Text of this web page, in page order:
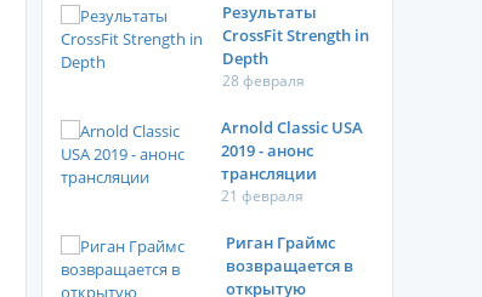
Результаты
CrossFit Strength in
Depth
28 февраля
Arnold Classic USA
2019 - анонс
трансляции
21 февраля
Риган Граймс
возвращается в
открытую